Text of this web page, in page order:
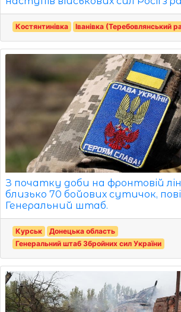
Костянтинівка Іванівка (Теребовлянський
З початку доби на фронтовій
близько 70 бойових сутичок,
Генеральний штаб.
Курськ
Донецька область
Генеральний штаб Збройних сил України